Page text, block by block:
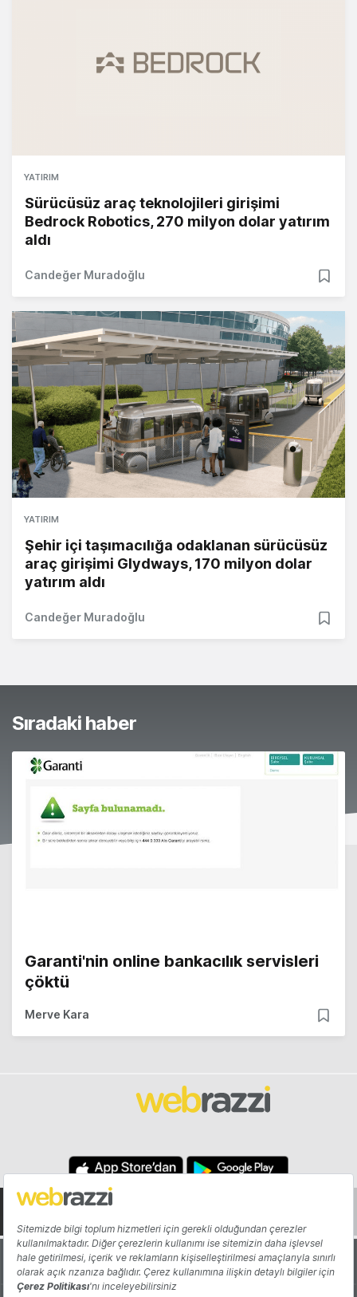
YATIRIM
Sürücüsüz araç teknolojileri girişimi
Bedrock Robotics, 270 milyon dolar yatırım
aldı
Candeğer Muradoğlu
YATIRIM
Şehir içi taşımacılığa odaklanan sürücüsüz
araç girişimi Glydways, 170 milyon dolar
yatırım aldı
Candeğer Muradoğlu
Sıradaki haber
Garanti'nin online bankacılık servisleri
çöktü
Merve Kara
Hakkında Yazarlar